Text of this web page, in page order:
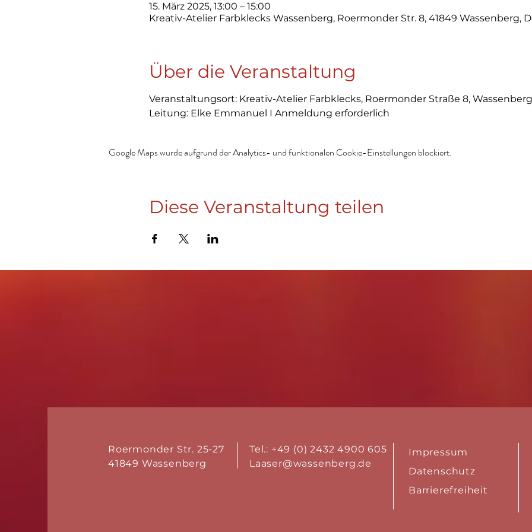
15. März 2025, 13:00 – 15:00
Kreativ-Atelier Farbklecks Wassenberg, Roermonder Str. 8, 41849 Wassenberg,
Über die Veranstaltung
Veranstaltungsort: Kreativ-Atelier Farbklecks, Roermonder Straße 8, Wassenberg
Leitung: Elke Emmanuel I Anmeldung erforderlich
Google Maps wurde aufgrund der Analytics- und funktionalen Cookie-Einstellungen blockiert.
Diese Veranstaltung teilen
Roermonder Str. 25-27
41849 Wassenberg
Tel.: +49 (0) 2432 4900 605
Laaser@wassenberg.de
Impressum
Datenschutz
Barrierefreiheit